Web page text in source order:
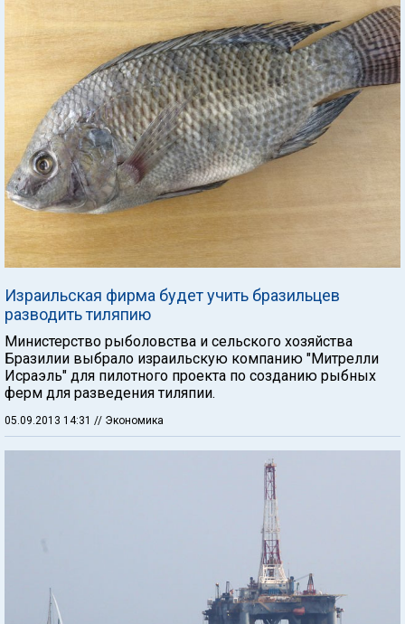
Израильская фирма будет учить бразильцев
разводить тиляпию
Министерство рыболовства и сельского хозяйства
Бразилии выбрало израильскую компанию "Митрелли
Исраэль" для пилотного проекта по созданию рыбных
ферм для разведения тиляпии.
05.09.2013 14:31 // Экономика